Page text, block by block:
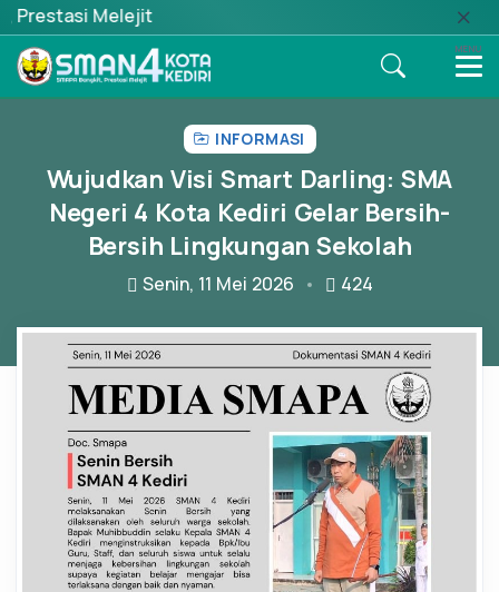
MENU
INFORMASI
Wujudkan Visi Smart Darling: SMA
Negeri 4 Kota Kediri Gelar Bersih-
Bersih Lingkungan Sekolah
Senin, 11 Mei 2026 424